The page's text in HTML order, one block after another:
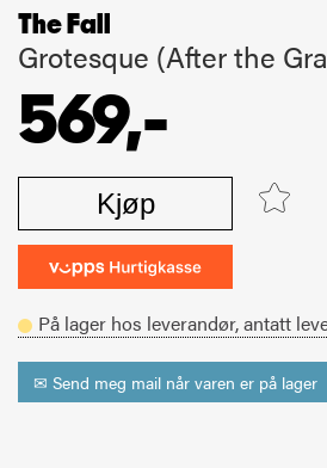
The Fall
Grotesque (After the
569,-
Kjøp
På lager hos leverandør,antatt
✉ Send meg mail når varen er på lager